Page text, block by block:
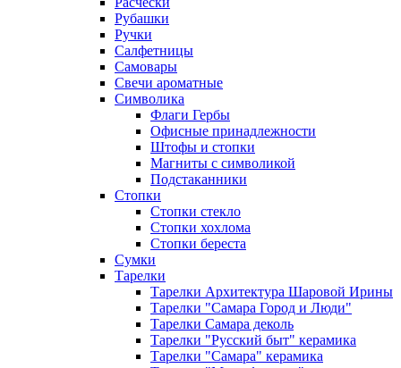
Рубашки
Ручки
Салфетницы
Самовары
Свечи ароматные
Символика
Флаги Гербы
Офисные принадлежности
Штофы и стопки
Магниты с символикой
Подстаканники
Стопки
Стопки стекло
Стопки хохлома
Стопки береста
Сумки
Тарелки
Тарелки Архитектура Шаровой Ирины
Тарелки "Самара Город и Люди"
Тарелки Самара деколь
Тарелки "Русский быт" керамика
Тарелки "Самара" керамика